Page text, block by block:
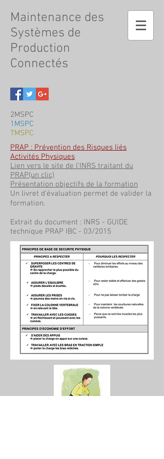
Maintenance des
Systèmes de
Production
Connectés
2MSPC
1MSPC
TMSPC
PRAP : Prévention des Risques liés
Activités Physiques
Lien vers le site de l'INRS traitant du
PRAP(un clic)
Présentation objectifs de la formation
Un livret d'évaluation permet de valider la
formation.
Extrait du document : INRS - GUIDE
technique PRAP IBC - 03/2015